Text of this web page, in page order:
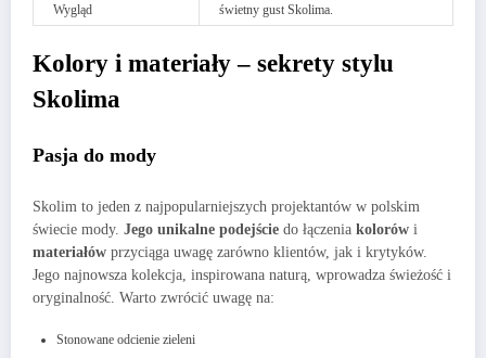
Wygląd
świetny gust Skolima.
Kolory i materiały – sekrety stylu
Skolima
Pasja do mody
Skolim to jeden z najpopularniejszych projektantów w polskim
świecie mody. Jego unikalne podejście do łączenia kolorów i
materiałów przyciąga uwagę zarówno klientów, jak i krytyków.
Jego najnowsza kolekcja, inspirowana naturą, wprowadza świeżość i
oryginalność. Warto zwrócić uwagę na:
Stonowane odcienie zieleni